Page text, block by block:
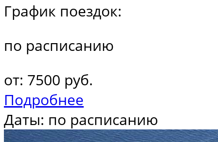
График поездок:
по расписанию
от: 7500 руб.
Подробнее
Даты: по расписанию